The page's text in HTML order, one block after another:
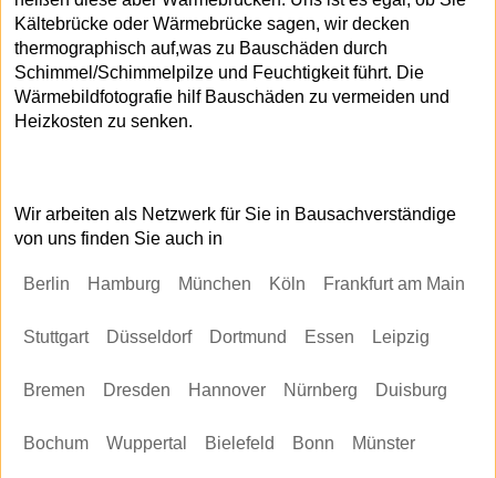
Kältebrücke oder Wärmebrücke sagen, wir decken
thermographisch auf,was zu Bauschäden durch
Schimmel/Schimmelpilze und Feuchtigkeit führt. Die
Wärmebildfotografie hilf Bauschäden zu vermeiden und
Heizkosten zu senken.
Wir arbeiten als Netzwerk für Sie in Bausachverständige
von uns finden Sie auch in
Berlin Hamburg München Köln Frankfurt am Main
Stuttgart Düsseldorf Dortmund Essen Leipzig
Bremen Dresden Hannover Nürnberg Duisburg
Bochum Wuppertal Bielefeld Bonn Münster